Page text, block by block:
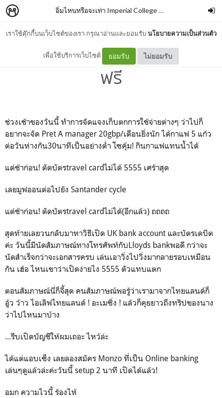
เราใช้คุ๊กกี้บนเว็บไซต์ของเรา กรุณาอ่านและยอมรับนโยบายความเป็นส่วนตัว
เพื่อใช้บริการเว็บไซต์ ยอมรับ ไม่ยอมรับ
อิ่มไหนหรือจะเท่า Imperial College London Yanisa
Day 7 ยูนิคอร์นแอบไปกินข้าว
ฟรี
ช่วงเช้าของวันนี้ ทำการจัดแจงเก็บตกการใช้จ่ายต่างๆ ว่าไปก็
อยากจะจัด Pret A manager 20gbp/เดือนยิ่งนัก ได้กาแฟ 5 แก้ว
ต่อวันห่างกัน30นาทีเป็นอย่างต่ำ โซคุ้ม! กินกาแฟแทนน้ำได้
แต่ช้าก่อน! ตัดบัตรtravel cardไม่ได้ 5555 เศร้าสุด
เลยมูฟออนต่อไปยัง Santander cycle
แต่ช้าก่อน! ตัดบัตรtravel cardไม่ได้(อีกแล้ว) ถถถถ
สุดท้ายเลยวนกลับมาหาวิธีเปิด UK bank account และบัตรเดบิต
ค่ะ วันนี้มีนัดสัมภาษณ์ทางโทรศัพท์กับLloyds bankพอดี กว่าจะ
นัดสำเร็จกว่าจะเอกสารครบ เล่นเอาวิ่งไปวิ่งมากลายรอบเหมือน
กัน เฮ้อ ไหนเขาว่าเปิดง่ายไง 5555 ตัวแทบแตก
ตอนสัมภาษณ์นี่ก็จี้สุด คนสัมภาษณ์พอรู้ว่าเรามาจากไทยแลนด์ก็
อู้ว ว้าว ไอเลิฟไทยแลนด์ ! อะเมซิ่ง ! แล้วก็คุยยาวถึงทริปของนาง
ว่าไปไหนมาบ้าง
...รีบเปิดบัญชีให้ผมเถอะ ไหว้ล่ะ
ได้แต่แอบเซ็ง เลยลองสมัคร Monzo ที่เป็น Online banking
เล่นๆดูแล้วล่ะค่ะวันนี้ setup 2 นาที เปิดได้แล้ว!
อมก ความไวนี้ ร้องไห้